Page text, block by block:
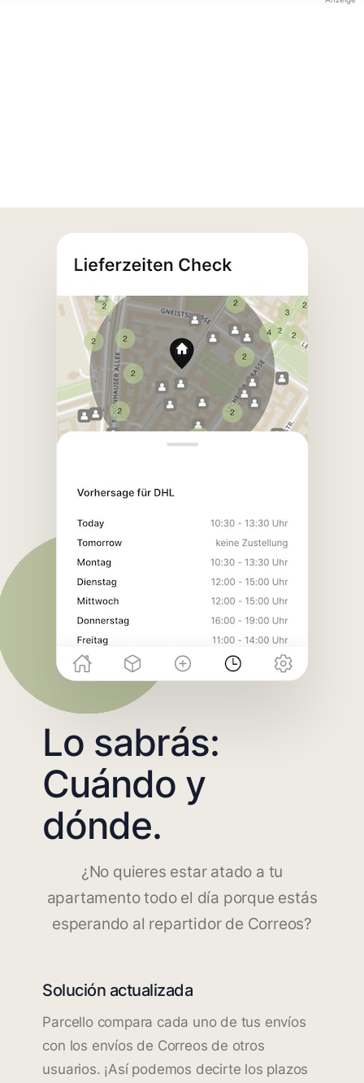
Lo sabrás:
Cuándo y
dónde.
¿No quieres estar atado a tu
apartamento todo el día porque estás
esperando al repartidor de Correos?
Solución actualizada
Parcello compara cada uno de tus envíos
con los envíos de Correos de otros
usuarios. ¡Así podemos decirte los plazos